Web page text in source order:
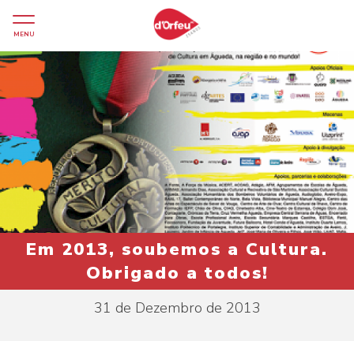
MENU
Em 2013, soubemos a Cultura.
Obrigado a todos!
31 de Dezembro de 2013